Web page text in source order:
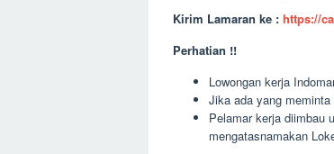
Kirim Lamaran ke : https://
Perhatian !!
Lowongan kerja
Jika ada yang
Pelamar kerja diimbau
mengatasnamakan